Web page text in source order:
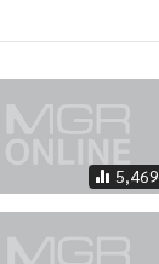
5,469